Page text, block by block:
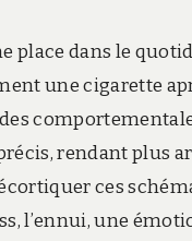
place dans le
une cigarette
rendant plus
ces
l’ennui, une